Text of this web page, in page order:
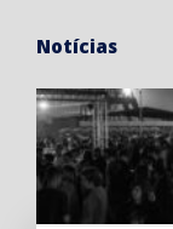
Notícias